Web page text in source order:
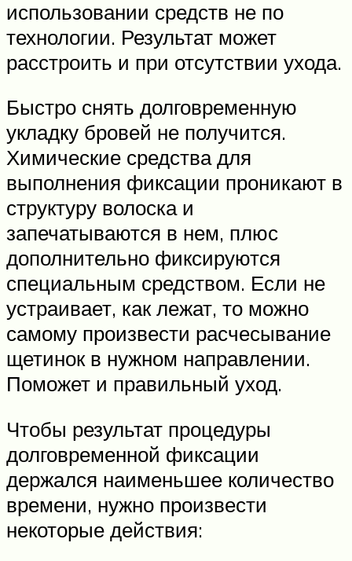
использовании средств не по
технологии. Результат может
расстроить и при отсутствии ухода.
Быстро снять долговременную
укладку бровей не получится.
Химические средства для
выполнения фиксации проникают в
структуру волоска и
запечатываются в нем, плюс
дополнительно фиксируются
специальным средством. Если не
устраивает, как лежат, то можно
самому произвести расчесывание
щетинок в нужном направлении.
Поможет и правильный уход.
Чтобы результат процедуры
долговременной фиксации
держался наименьшее количество
времени, нужно произвести
некоторые действия: